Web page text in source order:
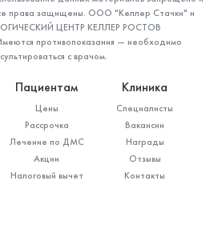
права защищены. ООО "Келлер Стачки" и
ЦЕНТР КЕЛЛЕР РОСТОВ
противопоказания — необходимо
с врачом.
Пациентам
Цены
Рассрочка
Лечение по ДМС
Акции
Налоговый вычет
Клиника
Специалисты
Вакансии
Награды
Отзывы
Контакты